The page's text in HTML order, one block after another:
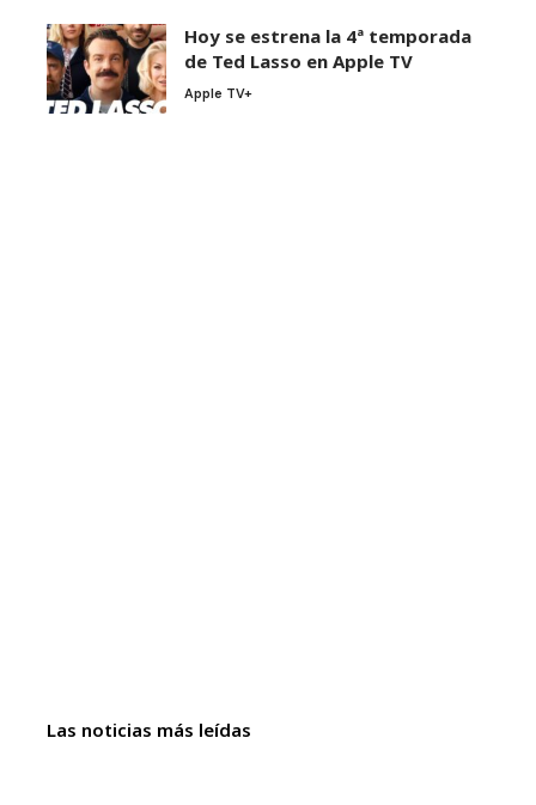
Hoy se estrena la 4ª temporada
de Ted Lasso en Apple TV
Apple TV+
Las noticias más leídas